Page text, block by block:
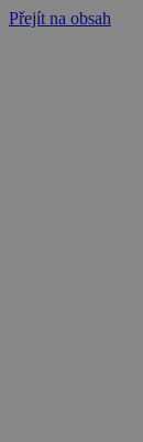
Přejít na obsah